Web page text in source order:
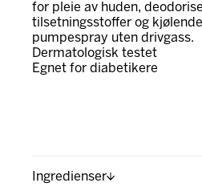
for pleie av huden,
tilsetningsstoffer og
pumpespray uten drivgass.
Dermatologisk testet
Egnet for diabetikere
Ingredienser